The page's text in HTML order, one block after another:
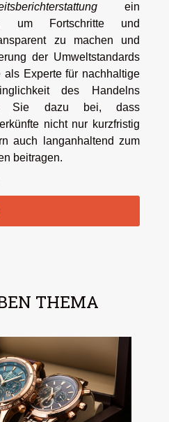
ein
um Fortschritte und
zu machen und
der Umweltstandards
Experte für nachhaltige
des Handelns
Sie dazu bei, dass
nicht nur kurzfristig
auch langanhaltend zum
beitragen.
THEMA